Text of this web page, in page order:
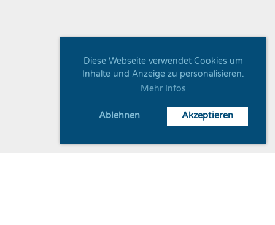
Diese Webseite verwendet Cookies um
Inhalte und Anzeige zu personalisieren.
Mehr Infos
Ablehnen Akzeptieren